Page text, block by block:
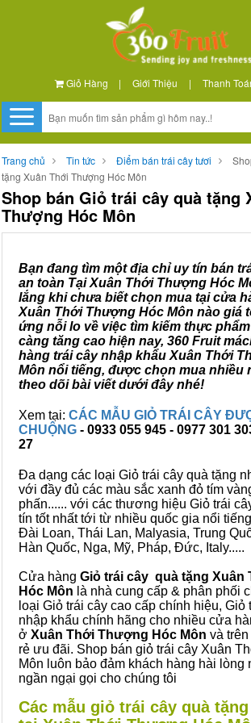
Giỏ Hàng | Giới Thiệu | Thanh
Trang chủ Tin tức Điểm bán trái cây tươi
tặng Xuân Thới Thượng Hóc Môn
Shop bán Giỏ trái cây quà tặng
Thượng Hóc Môn
Bạn đang tìm một địa chỉ uy tín bán
an toàn Tại Xuân Thới Thượng Hóc
lắng khi chưa biết chọn mua tại cửa
Xuân Thới Thượng Hóc Môn nào giá
ứng nỗi lo về việc tìm kiếm thực
càng tăng cao hiện nay, 360 Fruit
hàng trái cây nhập khẩu Xuân Thới
Môn nổi tiếng, được chọn mua nhiều
theo dõi bài viết dưới đây nhé!
Xem tại: CÁC MẪU GIỎ TRÁI CÂY
CHUỘNG - 0933 055 945 - 0977 301
27
Đa dạng các loại Giỏ trái cây quà tặng
với đầy đủ các màu sắc xanh đỏ tím
phấn...... với các thương hiệu Giỏ trái
tín tốt nhất tới từ nhiều quốc gia nổi
Đài Loan, Thái Lan, Malyasia, Trung
Hàn Quốc, Nga, Mỹ, Pháp, Đức, Italy.....
Cửa hàng Giỏ trái cây quà tặng Xuân
Hóc Môn là nhà cung cấp & phân phối
loại Giỏ trái cây cao cấp chính hiệu, Giỏ
nhập khẩu chính hãng cho nhiều cửa
ở Xuân Thới Thượng Hóc Môn và
rẻ ưu đãi. Shop bán giỏ trái cây Xuân
Môn luôn bảo đảm khách hàng hài lòng
ngần ngại gọi cho chúng tôi
Các mẫu giỏ trái cây quà